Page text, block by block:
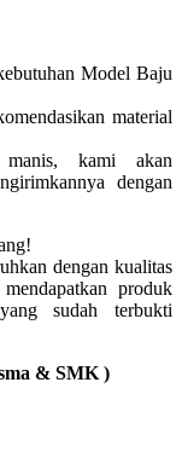
Model Baju
material
kami akan
dengan
dengan kualitas
produk
sudah terbukti
& SMK )